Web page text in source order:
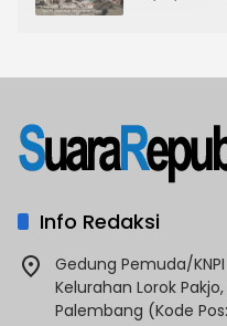
Info Redaksi
Gedung Pemuda/
Kelurahan Lorok
Palembang (Kode